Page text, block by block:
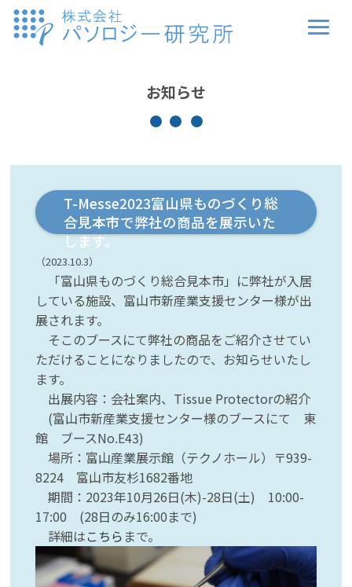
お知らせ
T-Messe2023富山県ものづくり総
合見本市で弊社の商品を展示いた
します。
（2023.10.3）
「富山県ものづくり総合見本市」に弊社が入居
している施設、富山市新産業支援センター様が出
展されます。
そこのブースにて弊社の商品をご紹介させてい
ただけることになりましたので、お知らせいたし
ます。
出展内容：会社案内、Tissue Protectorの紹介
(富山市新産業支援センター様のブースにて 東
館 ブースNo.E43)
場所：富山産業展示館（テクノホール）〒939-
8224 富山市友杉1682番地
期間：2023年10月26日(木)-28日(土) 10:00-
17:00 (28日のみ16:00まで)
詳細はこちら まで。